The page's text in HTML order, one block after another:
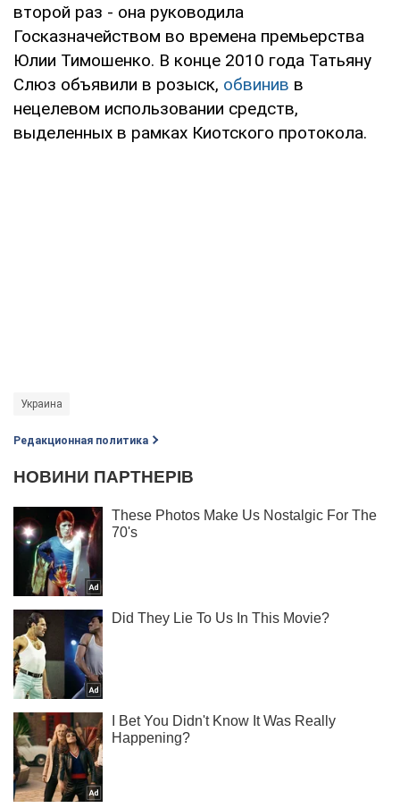
второй раз - она руководила
Госказначейством во времена премьерства
Юлии Тимошенко. В конце 2010 года Татьяну
Слюз объявили в розыск, обвинив в
нецелевом использовании средств,
выделенных в рамках Киотского протокола.
Украина
Редакционная политика